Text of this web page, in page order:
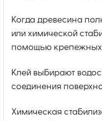
Когда древесина
или химической
помощью крепежных
Клей выбирают
соединения
Химическая